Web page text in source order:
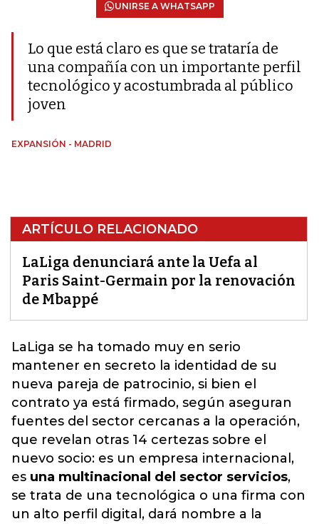
UNIRSE A WHATSAPP
Lo que está claro es que se trataría de
una compañía con un importante perfil
tecnológico y acostumbrada al público
joven
EXPANSIÓN - MADRID
ARTÍCULO RELACIONADO
LaLiga denunciará ante la Uefa al
Paris Saint-Germain por la renovación
de Mbappé
LaLiga se ha tomado muy en serio
mantener en secreto la identidad de su
nueva pareja de patrocinio, si bien el
contrato ya está firmado, según aseguran
fuentes del sector cercanas a la operación,
que revelan otras 14 certezas sobre el
nuevo socio: es un empresa internacional,
es una multinacional del sector servicios,
se trata de una tecnológica o una firma con
un alto perfil digital, dará nombre a la